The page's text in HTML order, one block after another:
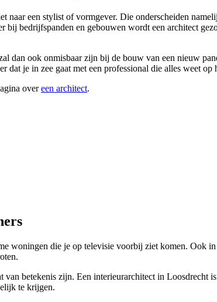
naar een stylist of vormgever. Die onderscheiden
bij bedrijfspanden en gebouwen wordt een architect
dan ook onmisbaar zijn bij de bouw van een nieuw
dat je in zee gaat met een professional die alles weet
overeen architect.
woningen die je op televisie voorbij ziet komen. Ook
betekenis zijn. Een interieurarchitect in Loosdrecht
te krijgen.